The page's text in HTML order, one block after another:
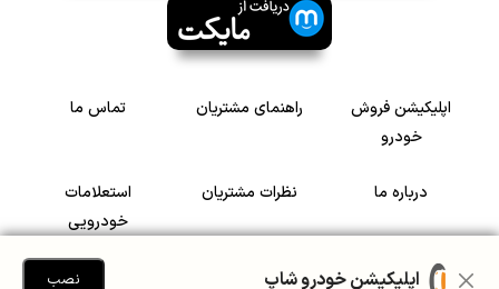
اپلیکیشن فروش
خودرو
راهنمای مشتریان تماس ما
درباره ما نظرات مشتریان
استعلامات
خودرویی
سرمایه گذاری در رضایت مشتریاناپلیکیشن خودرو شاپ نصب